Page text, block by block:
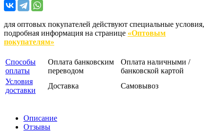
для оптовых покупателей действуют специальные условия,
подробная информация на странице «Оптовым
покупателям»
Способы
оплаты
Оплата банковским
переводом
Оплата наличными /
банковской картой
Условия
доставки
Доставка Самовывоз
Описание
Отзывы